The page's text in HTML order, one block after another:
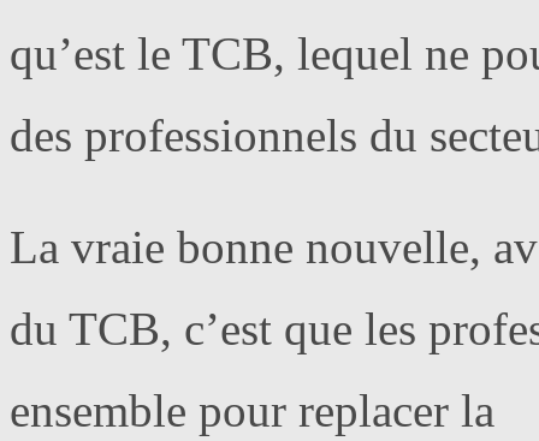
qu’est le TCB, lequel ne
des professionnels du
La vraie bonne nouvelle,
du TCB, c’est que les
ensemble pour replacer la